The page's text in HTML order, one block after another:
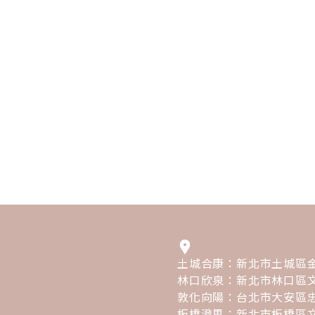
土城合康：新北市土城區
林口欣泉：新北市林口區
敦化向陽：台北市大安區